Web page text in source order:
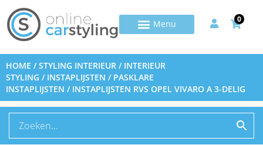
0
HOME /STYLING INTERIEUR / INTERIEUR
STYLING / INSTAPLIJSTEN / PASKLARE
INSTAPLIJSTEN / INSTAPLIJSTEN RVS OPEL VIVARO A 3-DELIG